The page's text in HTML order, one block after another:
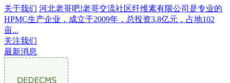
关于我们 河北老哥吧!老哥交流社区纤维素有限公司是专业的
HPMC生产企业，成立于2009年，总投资3.8亿元，占地102
亩...
关注我们
最新消息